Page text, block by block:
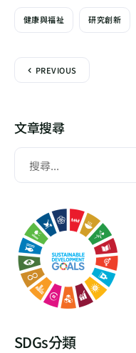
健康與福祉 研究創新
PREVIOUS
文章搜尋
SDGs分類